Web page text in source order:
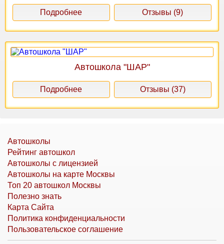
Подробнее Отзывы (9)
Автошкола "ШАР"
Подробнее Отзывы (37)
Автошколы
Рейтинг автошкол
Автошколы с лицензией
Автошколы на карте Москвы
Топ 20 автошкол Москвы
Полезно знать
Карта Сайта
Политика конфиденциальности
Пользовательское соглашение